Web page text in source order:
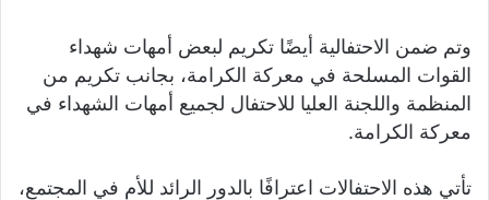
وتم ضمن الاحتفالية أيضًا تكريم لبعض أمهات شهداء
القوات المسلحة في معركة الكرامة، بجانب تكريم من
المنظمة واللجنة العليا للاحتفال لجميع أمهات الشهداء في
معركة الكرامة.
تأتي هذه الاحتفالات اعترافًا بالدور الرائد للأم في المجتمع،